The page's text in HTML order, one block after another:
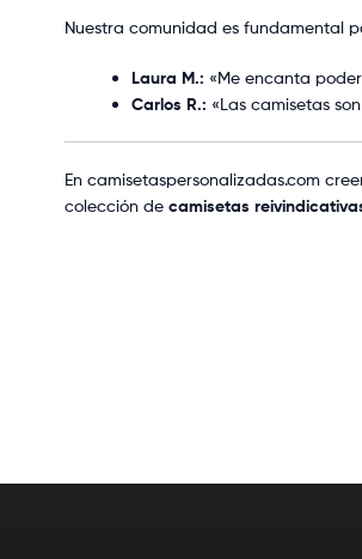
Nuestra comunidad es fundamental
Laura M.: «Me encanta
Carlos R.: «Las camisetas
En camisetaspersonalizadas.com
colección de camisetas